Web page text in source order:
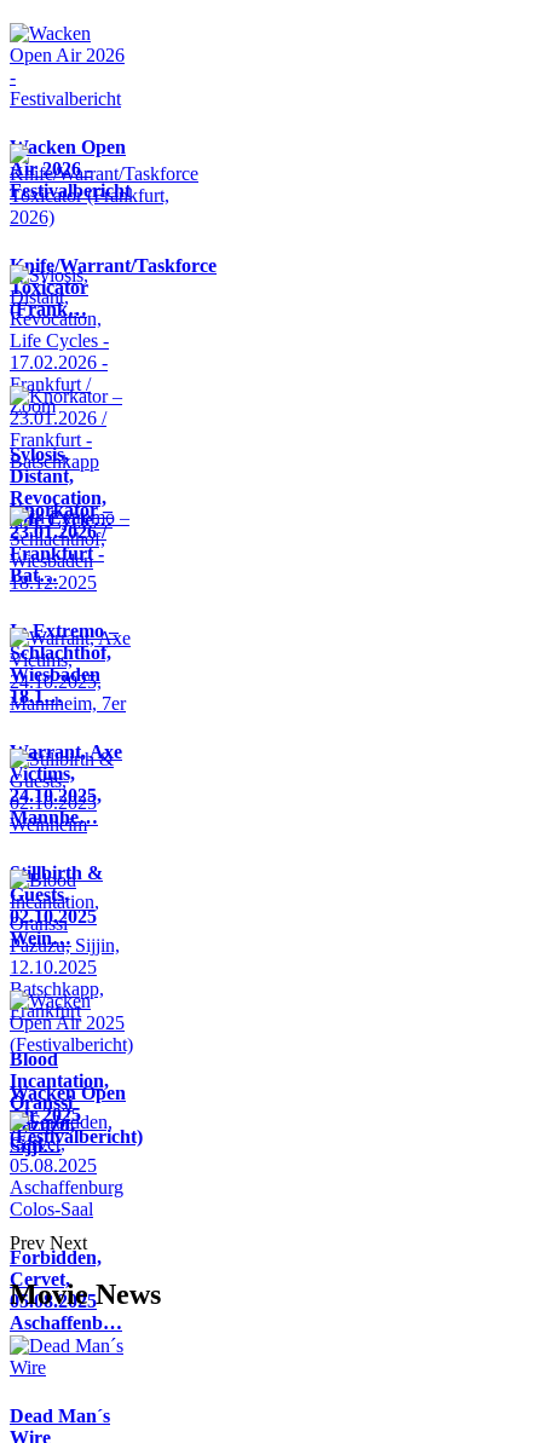
Wacken Open
Air 2026 -
Festivalbericht
Knife/Warrant/Taskforce
Toxicator
(Frank…
Sylosis,
Distant,
Revocation,
Life Cycle…
Knorkator –
23.01.2026 /
Frankfurt -
Bat…
In Extremo –
Schlachthof,
Wiesbaden
18.1…
Warrant, Axe
Victims,
24.10.2025,
Mannhe…
Stillbirth &
Guests,
02.10.2025
Wein…
Blood
Incantation,
Oranssi
Pazuzu,
Sijji…
Wacken Open
Air 2025
(Festivalbericht)
Forbidden,
Cervet,
05.08.2025
Aschaffenb…
Prev Next
Movie News
Dead Man´s
Wire